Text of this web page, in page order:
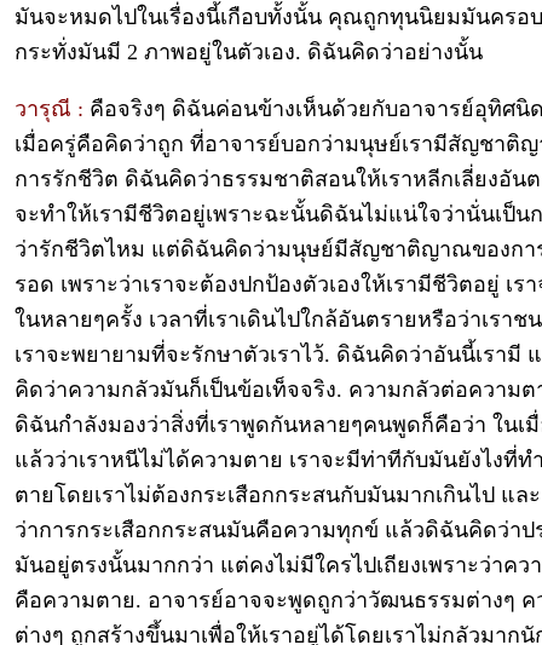
มันจะหมดไปในเรื่องนี้เกือบทั้งนั้น คุณถูกทุนนิยมมันครอ
กระทั่งมันมี 2 ภาพอยู่ในตัวเอง. ดิฉันคิดว่าอย่างนั้น
วารุณี : คือจริงๆ ดิฉันค่อนข้างเห็นด้วยกับอาจารย์อุทิศนิ
เมื่อครู่คือคิดว่าถูก ที่อาจารย์บอกว่ามนุษย์เรามีสัญชาติ
การรักชีวิต ดิฉันคิดว่าธรรมชาติสอนให้เราหลีกเลี่ยงอันต
จะทำให้เรามีชีวิตอยู่เพราะฉะนั้นดิฉันไม่แน่ใจว่านั่นเป็น
ว่ารักชีวิตไหม แต่ดิฉันคิดว่ามนุษย์มีสัญชาติญาณของกา
รอด เพราะว่าเราจะต้องปกป้องตัวเองให้เรามีชีวิตอยู่ เร
ในหลายๆครั้ง เวลาที่เราเดินไปใกล้อันตรายหรือว่าเราช
เราจะพยายามที่จะรักษาตัวเราไว้. ดิฉันคิดว่าอันนี้เรามี
คิดว่าความกลัวมันก็เป็นข้อเท็จจริง. ความกลัวต่อความ
ดิฉันกำลังมองว่าสิ่งที่เราพูดกันหลายๆคนพูดก็คือว่า ในเมื่
แล้วว่าเราหนีไม่ได้ความตาย เราจะมีท่าทีกับมันยังไงที่ท
ตายโดยเราไม่ต้องกระเสือกกระสนกับมันมากเกินไป แล
ว่าการกระเสือกกระสนมันคือความทุกข์ แล้วดิฉันคิดว่าป
มันอยู่ตรงนั้นมากกว่า แต่คงไม่มีใครไปเถียงเพราะว่าคว
คือความตาย. อาจารย์อาจจะพูดถูกว่าวัฒนธรรมต่างๆ ค
ต่างๆ ถูกสร้างขึ้นมาเพื่อให้เราอยู่ได้โดยเราไม่กลัวมากนั